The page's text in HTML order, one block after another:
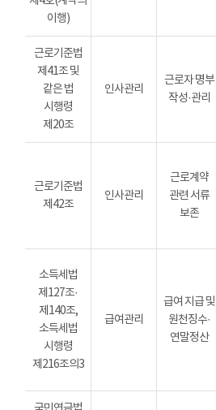
이행)
근로기준법
제41조 및
같은 법
시행령
제20조
인사관리
근로자 명부
작성·관리
근로기준법
제42조
인사관리
근로계약
관련 서류
보존
소득세법
제127조·
제140조,
소득세법
시행령
제216조의3
급여관리
급여 지급 및
원천징수·
연말정산